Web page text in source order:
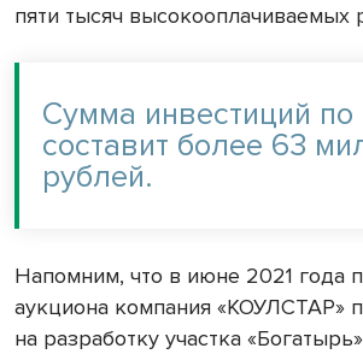
пяти тысяч высокооплачиваемых
Сумма инвестиций по
составит более 63
рублей.
Напомним, что в июне 2021 года
аукциона компания «КОУЛСТАР»
на разработку участка